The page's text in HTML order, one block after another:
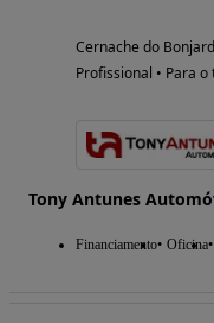
Cernache do
Profissional • Para o
Tony Antunes
Financiamento Oficina